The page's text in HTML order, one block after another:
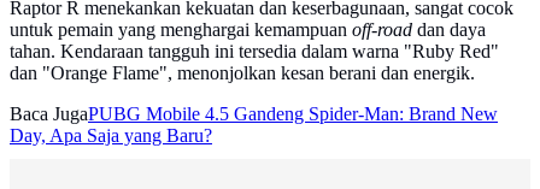
Raptor R menekankan kekuatan dan keserbagunaan, sangat cocok
untuk pemain yang menghargai kemampuan off-road dan daya
tahan. Kendaraan tangguh ini tersedia dalam warna "Ruby Red"
dan "Orange Flame", menonjolkan kesan berani dan energik.
Baca JugaPUBG Mobile 4.5 Gandeng Spider-Man: Brand New
Day, Apa Saja yang Baru?